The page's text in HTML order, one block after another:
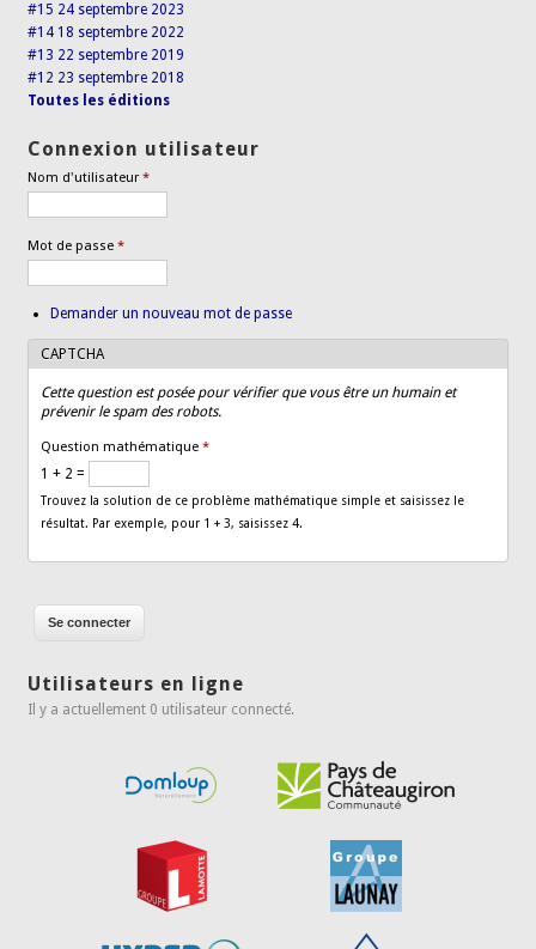
#15 24 septembre 2023
#14 18 septembre 2022
#13 22 septembre 2019
#12 23 septembre 2018
Toutes les éditions
Connexion utilisateur
Nom d'utilisateur*
Mot de passe*
Demander un nouveau mot de passe
CAPTCHA
Cette question est posée pour vérifier que vous être un humain et
prévenir le spam des robots.
Question mathématique*
1 + 2 =
Trouvez la solution de ce problème mathématique simple et saisissez le
résultat. Par exemple, pour 1 + 3, saisissez 4.
Utilisateurs en ligne
Il y a actuellement 0 utilisateur connecté.